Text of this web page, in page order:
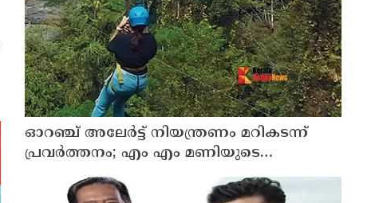
ഓറഞ്ച് അലേര്‍ട്ട് നിയന്ത്രണം മറികടന്ന്
പ്രവര്‍ത്തനം; എം എം മണിയുടെ
സഹോദരന്‍ നടത്തുന്ന സിപ് ലൈന്‍ പൂട്ടിച്ച്
അധികൃതര്‍